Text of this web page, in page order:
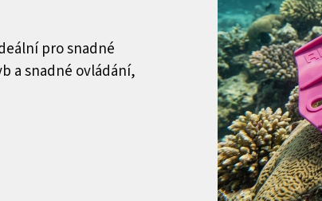
pro snadné
a snadné ovládání,